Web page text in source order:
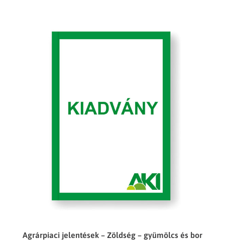
Agrárpiaci jelentések – Zöldség – gyümölcs és bor